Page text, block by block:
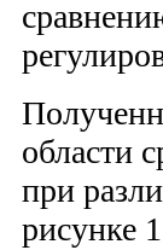
области
при
рисунке